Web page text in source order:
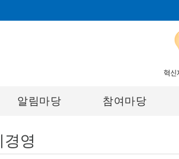
알림마당 참여마당
경영